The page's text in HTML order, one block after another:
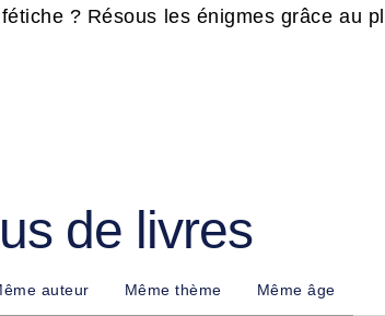
? Résous les énigmes grâce au
de livres
auteur Même thème Même âge